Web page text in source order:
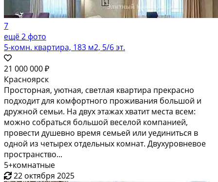
7
ещё 2 фото
5-комн. квартира, 183 м2, 5/6 эт.
21 000 000 ₽
Красноярск
Просторная, уютная, светлая квартира прекрасно
подходит для комфортного проживания большой и
дружной семьи. На двух этажах хватит места всем:
можно собраться большой веселой компанией,
провести душевно время семьей или уединиться в
одной из четырех отдельных комнат. Двухуровневое
пространство...
5+комнатные
22 октября 2025